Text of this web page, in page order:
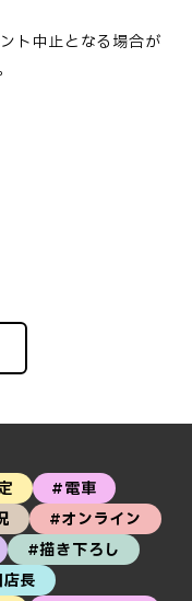
ト中止となる場合が
#電車
#オンライン
#描き下ろし
長